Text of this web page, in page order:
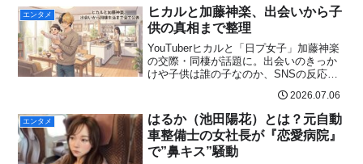
エンタメ
ヒカルと加藤神楽、出会いから子
供の真相まで整理
YouTuberヒカルと「日プ女子」加藤神楽
の交際・同棲が話題に。出会いのきっか
けや子供は誰の子なのか、SNSの反応ま
2026.07.06
エンタメ
はるか（池田陽花）とは？元自動
車整備士の女社長が『恋愛病院』
で”鼻キス”騒動